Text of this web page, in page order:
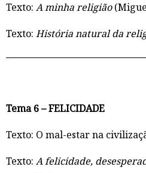
Texto: A minha religião
Texto: História natural da
Tema 6 – FELICIDADE
Texto: O mal-estar na
Texto: A felicidade,